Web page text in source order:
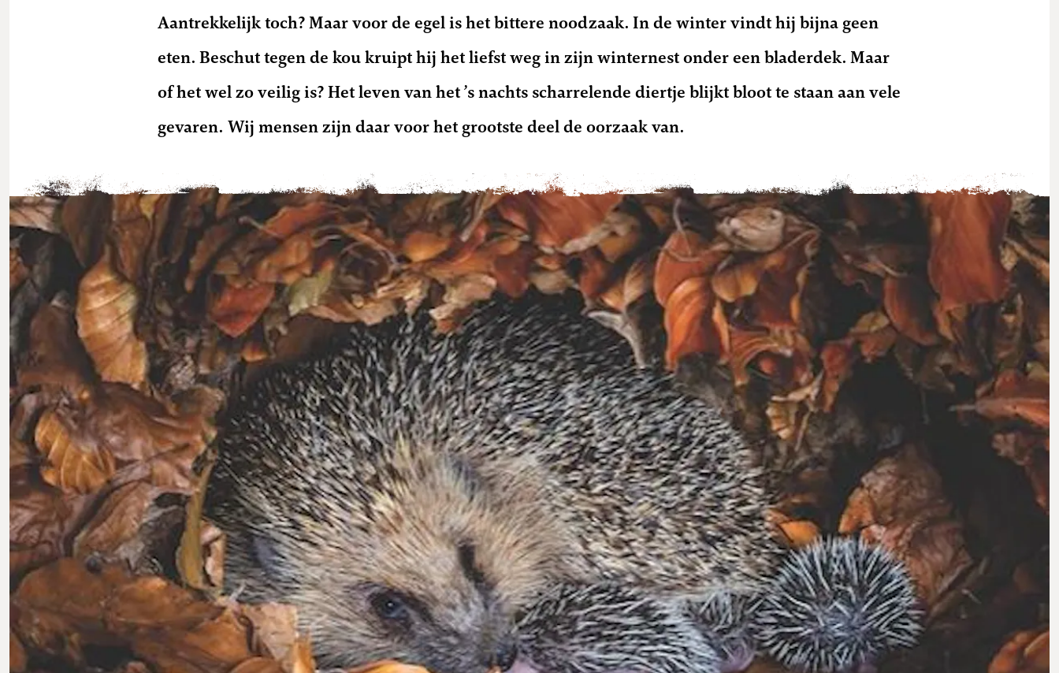
Aantrekkelijk toch? Maar voor de egel is het bittere noodzaak. In de winter vindt hij bijna geen
eten. Beschut tegen de kou kruipt hij het liefst weg in zijn winternest onder een bladerdek. Maar
of het wel zo veilig is? Het leven van het ’s nachts scharrelende diertje blijkt bloot te staan aan vele
gevaren. Wij mensen zijn daar voor het grootste deel de oorzaak van.